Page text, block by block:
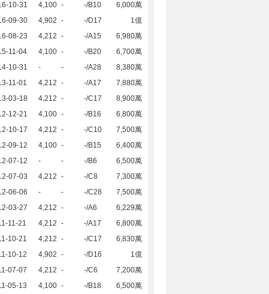
10-31
4,100 - -/B10
6,000萬
09-30
4,902 - -/D17
1億
08-23
4,212 - -/A15
6,980萬
11-04
4,100 - -/B20
6,700萬
10-31
- - -/A28
8,380萬
11-01
4,212 - -/A17
7,880萬
03-18
4,212 - -/C17
8,900萬
12-21
4,100 - -/B16
6,800萬
10-17
4,212 - -/C10
7,500萬
09-12
4,100 - -/B15
6,400萬
07-12
- - -/B6
6,500萬
07-03
4,212 - -/C8
7,300萬
06-06
- - -/C28
7,500萬
03-27
4,212 - -/A6
6,229萬
11-21
4,212 - -/A17
6,800萬
10-21
4,212 - -/C17
6,830萬
10-12
4,902 - -/D16
1億
07-07
4,212 - -/C6
7,200萬
05-13
4,100 - -/B18
6,500萬